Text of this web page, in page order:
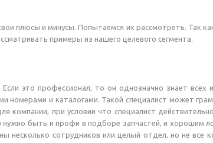
плюсы и минусы. Попытаемся их рассмотреть. Так
примеры из нашего целевого сегмента.
это профессионал, то он однозначно знает всех
и каталогами. Такой специалист может
компании, при условии что специалист
нужно быть и профи в подборе запчастей, и хорошим
несколько сотрудников или целый отдел, но не все